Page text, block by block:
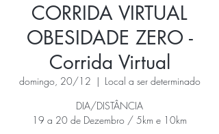
CORRIDA VIRTUAL
OBESIDADE ZERO -
Corrida Virtual
domingo, 20/12
  |
Local a ser determinado
DIA/DISTÂNCIA
19 a 20 de Dezembro / 5km e 10km